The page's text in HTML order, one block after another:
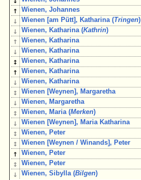
↑ Wienen, Johannes
↓ Wienen [am Pütt], Katharina (Tringen)
↓ Wienen, Katharina (Kathrin)
↑ Wienen, Katharina
↓ Wienen, Katharina
↕ Wienen, Katharina
↑ Wienen, Katharina
↓ Wienen, Katharina
↕ Wienen [Weynen], Margaretha
↓ Wienen, Margaretha
↕ Wienen, Maria (Merken)
↓ Wienen [Weynen], Maria Katharina
↕ Wienen, Peter
↕ Wienen [Weynen / Winands], Peter
↑ Wienen, Peter
↕ Wienen, Peter
↓ Wienen, Sibylla (Bilgen)